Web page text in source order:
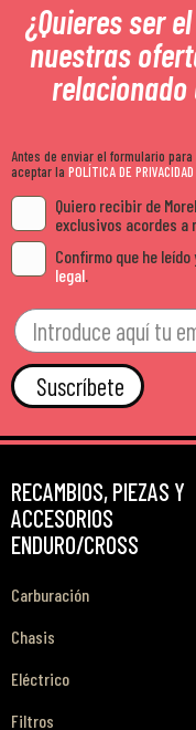
¿Quieres ser
nuestras
relacionado
Antes de enviar el formulario
aceptar la POLÍTICA DE PRIVACIDAD
Quiero recibir de
exclusivos acordes
Confirmo que he
legal.
Suscríbete
RECAMBIOS, PIEZAS Y
ACCESORIOS
ENDURO/CROSS
Carburación
Chasis
Eléctrico
Filtros